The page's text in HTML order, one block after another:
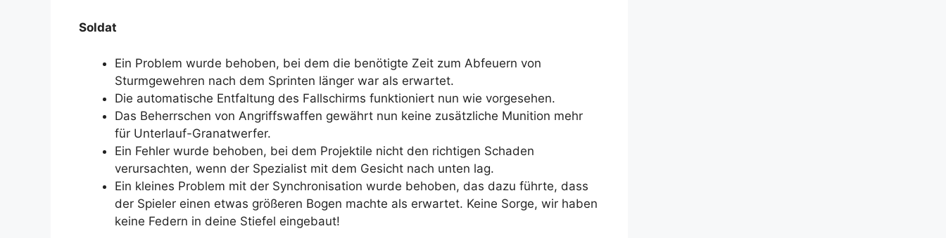
Soldat
Ein Problem wurde behoben, bei dem die benötigte Zeit zum Abfeuern von
Sturmgewehren nach dem Sprinten länger war als erwartet.
Die automatische Entfaltung des Fallschirms funktioniert nun wie vorgesehen.
Das Beherrschen von Angriffswaffen gewährt nun keine zusätzliche Munition mehr
für Unterlauf-Granatwerfer.
Ein Fehler wurde behoben, bei dem Projektile nicht den richtigen Schaden
verursachten, wenn der Spezialist mit dem Gesicht nach unten lag.
Ein kleines Problem mit der Synchronisation wurde behoben, das dazu führte, dass
der Spieler einen etwas größeren Bogen machte als erwartet. Keine Sorge, wir haben
keine Federn in deine Stiefel eingebaut!